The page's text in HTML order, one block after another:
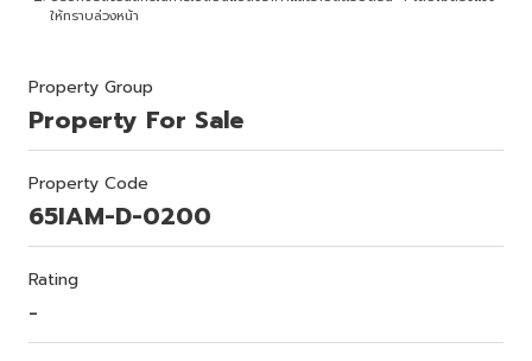
ให้ทราบล่วงหน้า
Property Group
Property For Sale
Property Code
65IAM-D-0200
Rating
-